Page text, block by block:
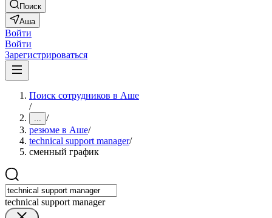
Поиск
Аша
Войти
Войти
Зарегистрироваться
Поиск сотрудников в Аше
/
... /
резюме в Аше/
technical support manager/
сменный график
technical support manager